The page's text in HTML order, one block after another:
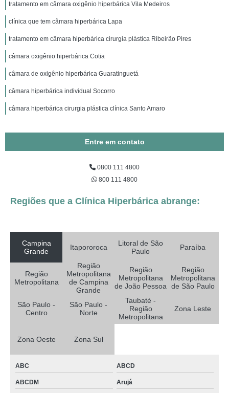
tratamento em câmara oxigênio hiperbárica Vila Medeiros
clínica que tem câmara hiperbárica Lapa
tratamento em câmara hiperbárica cirurgia plástica Ribeirão Pires
câmara oxigênio hiperbárica Cotia
câmara de oxigênio hiperbárica Guaratinguetá
câmara hiperbárica individual Socorro
câmara hiperbárica cirurgia plástica clínica Santo Amaro
Entre em contato
0800 111 4800
800 111 4800
Regiões que a Clínica Hiperbárica abrange:
Campina
Grande
Itapororoca
Litoral de São
Paulo
Paraíba
Região
Metropolitana
Região
Metropolitana
de Campina
Grande
Região
Metropolitana
de João Pessoa
Região
Metropolitana
de São Paulo
São Paulo -
Centro
São Paulo -
Norte
Taubaté -
Região
Metropolitana
Zona Leste
Zona Oeste Zona Sul
ABC ABCD
ABCDM Arujá